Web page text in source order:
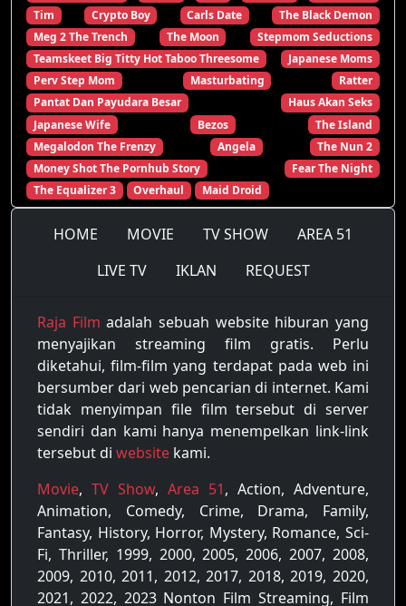
Tim
Crypto Boy Carls Date
The Black Demon
Meg 2 The Trench
The Moon
Stepmom Seductions
Teamskeet Big Titty Hot Taboo Threesome
Japanese Moms
Perv Step Mom
Masturbating
Ratter
Pantat Dan Payudara Besar
Haus Akan Seks
Japanese Wife
Bezos
The Island
Megalodon The Frenzy
Angela
The Nun 2
Money Shot The Pornhub Story
Fear The Night
The Equalizer 3
Overhaul Maid Droid
HOME MOVIE TV SHOW
AREA 51
LIVE TV
IKLAN REQUEST
Raja Film adalah sebuah website hiburan yang
menyajikan streaming film gratis. Perlu
diketahui, film-film yang terdapat pada web ini
bersumber dari web pencarian di internet. Kami
tidak menyimpan file film tersebut di server
sendiri dan kami hanya menempelkan link-link
tersebut di website kami.
Movie, TV Show, Area 51, Action, Adventure,
Animation, Comedy, Crime, Drama, Family,
Fantasy, History, Horror, Mystery, Romance, Sci-
Fi, Thriller, 1999, 2000, 2005, 2006, 2007, 2008,
2009, 2010, 2011, 2012, 2017, 2018, 2019, 2020,
2021, 2022, 2023 Nonton Film Streaming, Film